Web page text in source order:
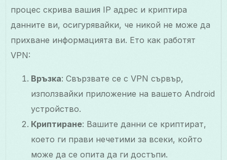
процес скрива вашия IP адрес и криптира
данните ви, осигурявайки, че никой не може да
прихване информацията ви. Ето как работят
VPN:
Връзка: Свързвате се с VPN сървър,
използвайки приложение на вашето Android
устройство.
Криптиране: Вашите данни се криптират,
което ги прави нечетими за всеки, който
може да се опита да ги достъпи.